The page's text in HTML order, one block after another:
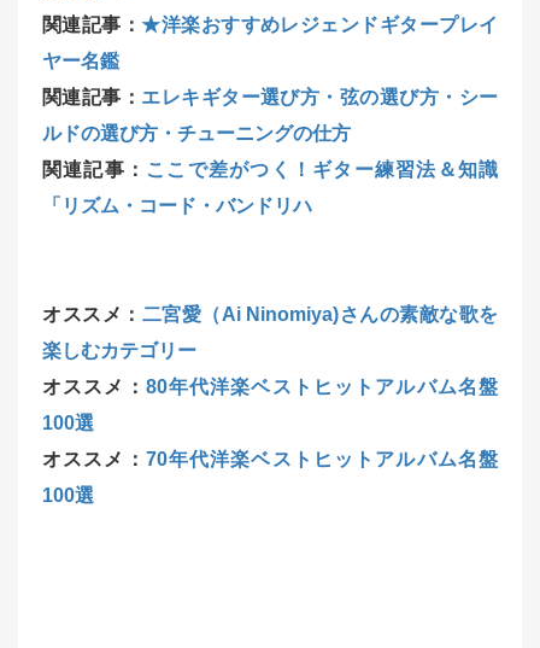
関連記事：★洋楽おすすめレジェンドギタープレイ
ヤー名鑑
関連記事： エレキギター選び方・弦の選び方・シー
ルドの選び方・チューニングの仕方
関連記事： ここで差がつく！ギター練習法＆知識
「リズム・コード・バンドリハ
オススメ： 二宮愛（Ai Ninomiya)さんの素敵な歌を
楽しむカテゴリー
オススメ： 80年代洋楽ベストヒットアルバム名盤
100選
オススメ： 70年代洋楽ベストヒットアルバム名盤
100選